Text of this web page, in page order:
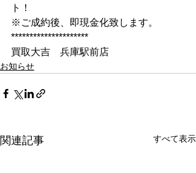
ト！
※ご成約後、即現金化致します。
*********************
買取大吉　兵庫駅前店
お知らせ
関連記事 すべて表示